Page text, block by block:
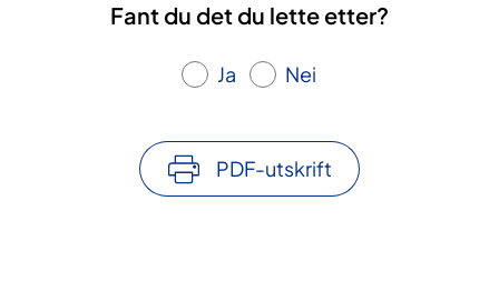
Fant du det du lette etter?
Ja Nei
PDF-utskrift